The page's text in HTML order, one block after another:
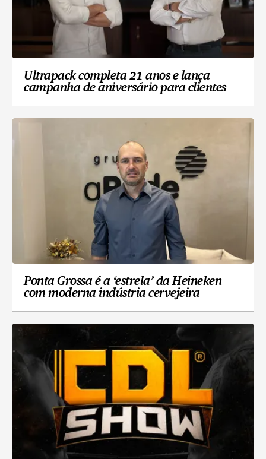
Ultrapack completa 21 anos e lança
campanha de aniversário para clientes
Ponta Grossa é a ‘estrela’ da Heineken
com moderna indústria cervejeira